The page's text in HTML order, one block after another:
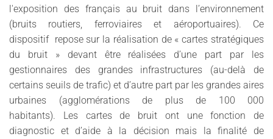
l'exposition des français au bruit dans l’environnement
(bruits routiers, ferroviaires et aéroportuaires). Ce
dispositif repose sur la réalisation de « cartes stratégiques
du bruit » devant être réalisées d’une part par les
gestionnaires des grandes infrastructures (au-delà de
certains seuils de trafic) et d’autre part par les grandes aires
urbaines (agglomérations de plus de 100 000
habitants). Les cartes de bruit ont une fonction de
diagnostic et d’aide à la décision mais la finalité de